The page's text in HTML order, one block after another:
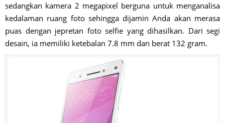
sedangkan kamera 2 megapixel berguna untuk menganalisa
kedalaman ruang foto sehingga dijamin Anda akan merasa
puas dengan jepretan foto selfie yang dihasilkan. Dari segi
desain, ia memiliki ketebalan 7.8 mm dan berat 132 gram.